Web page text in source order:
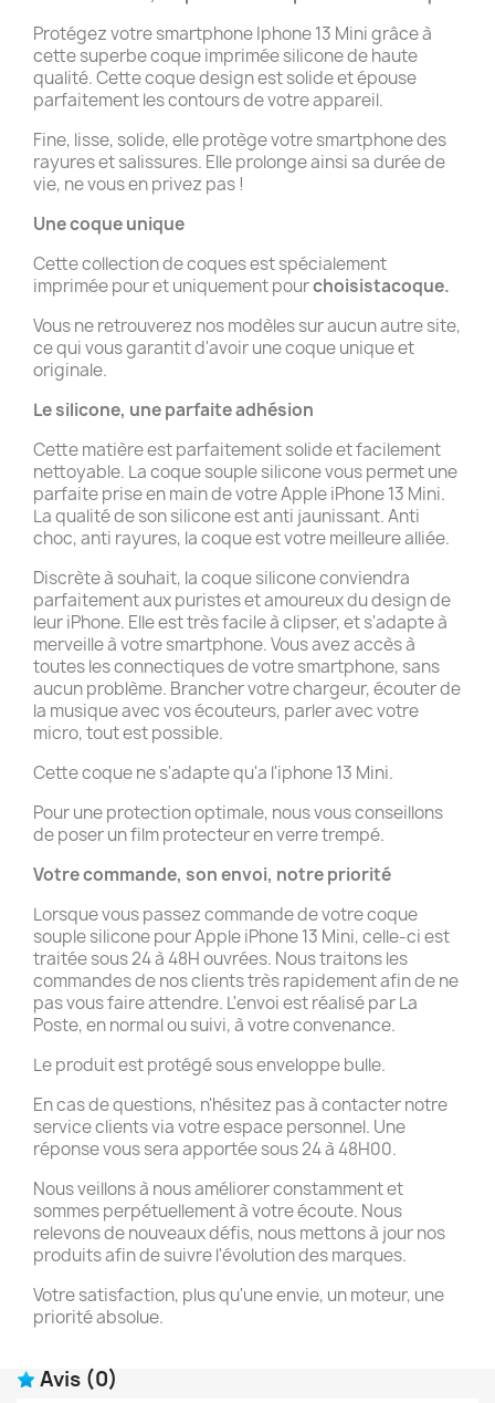
Protégez votre smartphone Iphone 13 Mini grâce à
cette superbe coque imprimée silicone de haute
qualité. Cette coque design est solide et épouse
parfaitement les contours de votre appareil.
Fine, lisse, solide, elle protège votre smartphone des
rayures et salissures. Elle prolonge ainsi sa durée de
vie, ne vous en privez pas !
Une coque unique
Cette collection de coques est spécialement
imprimée pour et uniquement pourchoisistacoque.
Vous ne retrouverez nos modèles sur aucun autre site,
ce qui vous garantit d'avoir une coque unique et
originale.
Le silicone, une parfaite adhésion
Cette matière est parfaitement solide et facilement
nettoyable. La coque souple silicone vous permet une
parfaite prise en main de votre Apple iPhone 13 Mini.
La qualité de son silicone est anti jaunissant. Anti
choc, anti rayures, la coque est votre meilleure alliée.
Discrète à souhait, la coque silicone conviendra
parfaitement aux puristes et amoureux du design de
leur iPhone. Elle est très facile à clipser, et s'adapte à
merveille à votre smartphone. Vous avez accès à
toutes les connectiques de votre smartphone, sans
aucun problème. Brancher votre chargeur, écouter de
la musique avec vos écouteurs, parler avec votre
micro, tout est possible.
Cette coque ne s'adapte qu'a l'iphone 13 Mini.
Pour une protection optimale, nous vous conseillons
de poser un film protecteur en verre trempé.
Votre commande, son envoi, notre priorité
Lorsque vous passez commande de votre coque
souple silicone pour Apple iPhone 13 Mini, celle-ci est
traitée sous 24 à 48H ouvrées. Nous traitons les
commandes de nos clients très rapidement afin de ne
pas vous faire attendre. L'envoi est réalisé par La
Poste, en normal ou suivi, à votre convenance.
Le produit est protégé sous enveloppe bulle.
En cas de questions, n'hésitez pas à contacter notre
service clients via votre espace personnel. Une
réponse vous sera apportée sous 24 à 48H00.
Nous veillons à nous améliorer constamment et
sommes perpétuellement à votre écoute. Nous
relevons de nouveaux défis, nous mettons à jour nos
produits afin de suivre l'évolution des marques.
Votre satisfaction, plus qu'une envie, un moteur, une
priorité absolue.
Avis (0)